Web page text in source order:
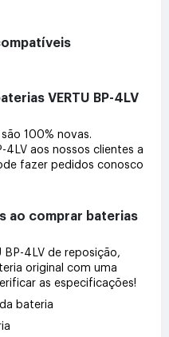
VERTU BP-4LV
100% novas.
4LV aos nossos clientes a
fazer pedidos conosco
ao comprar baterias
BP-4LV de reposição,
original com uma
as especificações!
bateria